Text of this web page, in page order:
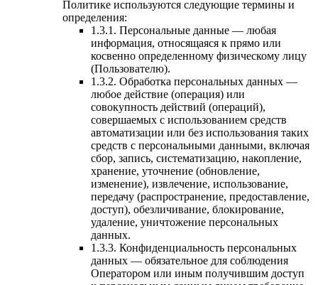
Политике используются следующие термины и
определения:
1.3.1. Персональные данные — любая
информация, относящаяся к прямо или
косвенно определенному физическому лицу
(Пользователю).
1.3.2. Обработка персональных данных —
любое действие (операция) или
совокупность действий (операций),
совершаемых с использованием средств
автоматизации или без использования таких
средств с персональными данными, включая
сбор, запись, систематизацию, накопление,
хранение, уточнение (обновление,
изменение), извлечение, использование,
передачу (распространение, предоставление,
доступ), обезличивание, блокирование,
удаление, уничтожение персональных
данных.
1.3.3. Конфиденциальность персональных
данных — обязательное для соблюдения
Оператором или иным получившим доступ